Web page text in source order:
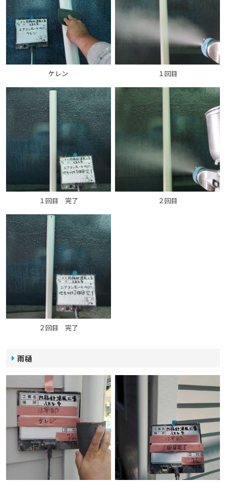
ケレン １回目
１回目 完了 ２回目
２回目 完了
雨樋